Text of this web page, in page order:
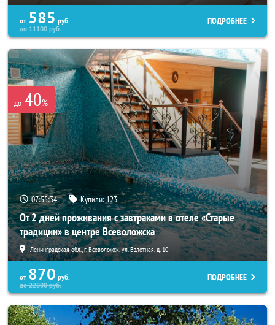
от 585 руб.
до11100руб.
ПОДРОБНЕЕ
до 40%
07:55:32 Купили:123
От 2 дней проживания с завтраками в отеле «Старые
традиции» в центре Всеволожска
Ленинградская обл., г. Всеволожск, ул. Взлетная, д. 10
от 870 руб.
до22800руб.
ПОДРОБНЕЕ